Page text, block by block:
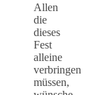
Allen
die
dieses
Fest
alleine
verbringen
müssen,